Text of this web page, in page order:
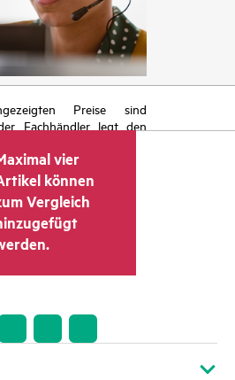
Preise sind
Fachhändler legt den
Gebühren wie
und Versandkosten
Der vom Fachhändler
kann von
Fachhändler und dem
abweichen. Die
zeitlich begrenzte
enthalten. HPE behält
vor, jederzeit
der Einstellung von
vier
können
Vergleich